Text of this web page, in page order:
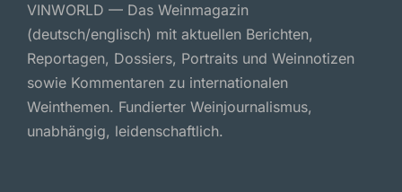
VINWORLD — Das Weinmagazin
(deutsch/englisch) mit aktuellen Berichten,
Reportagen, Dossiers, Portraits und Weinnotizen
sowie Kommentaren zu internationalen
Weinthemen. Fundierter Weinjournalismus,
unabhängig, leidenschaftlich.